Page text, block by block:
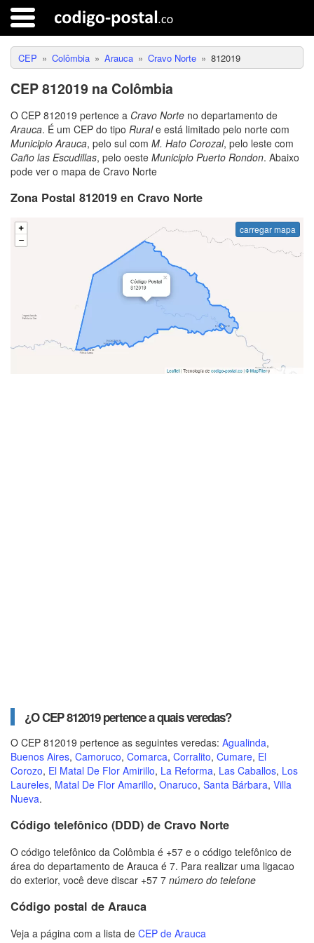
CEP Colômbia Arauca Cravo Norte 812019
CEP 812019 na Colômbia
O CEP 812019 pertence a Cravo Norte no departamento de
Arauca. É um CEP do tipo Rurale está limitado pelo norte com
Municipio Arauca, pelo sul com M. Hato Corozal, pelo leste com
Caño las Escudillas, pelo oeste Municipio Puerto Rondon. Abaixo
pode ver o mapa de Cravo Norte
Zona Postal 812019 en Cravo Norte
carregar mapa
¿O CEP 812019 pertence a quais veredas?
O CEP 812019 pertence as seguintes veredas: Agualinda,
Buenos Aires, Camoruco, Comarca, Corralito, Cumare, El
Corozo, El Matal De Flor Amirillo, La Reforma, Las Caballos, Los
Laureles, Matal De Flor Amarillo, Onaruco, Santa Bárbara, Villa
Nueva.
Código telefônico (DDD) de Cravo Norte
O código telefônico da Colômbia é +57 e o código telefônico de
área do departamento de Arauca é 7. Para realizar uma ligacao
do exterior, você deve discar +57 7 número do telefone
Código postal de Arauca
Veja a página com a lista de CEP de Arauca